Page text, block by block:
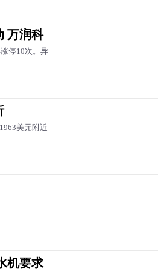
万润科
停10次。异
美元附近
机要求